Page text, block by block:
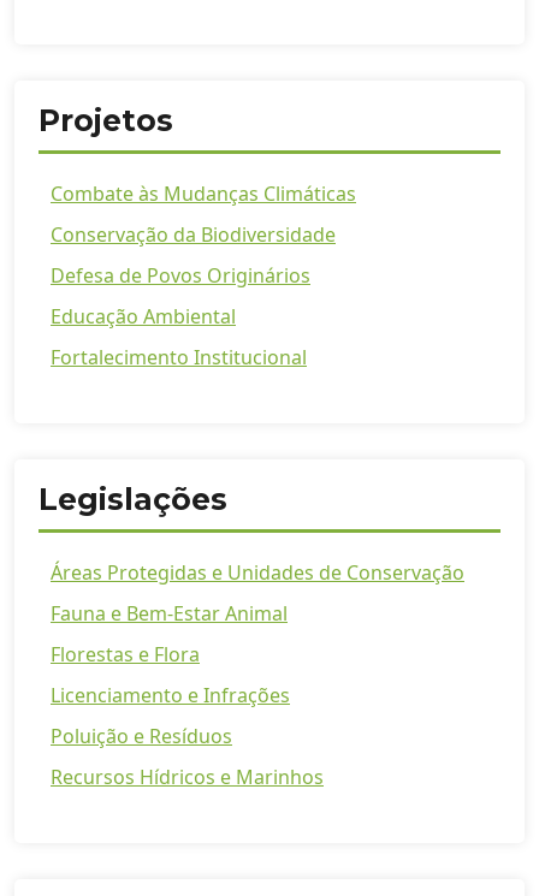
Projetos
Combate às Mudanças Climáticas
Conservação da Biodiversidade
Defesa de Povos Originários
Educação Ambiental
Fortalecimento Institucional
Legislações
Áreas Protegidas e Unidades de Conservação
Fauna e Bem-Estar Animal
Florestas e Flora
Licenciamento e Infrações
Poluição e Resíduos
Recursos Hídricos e Marinhos